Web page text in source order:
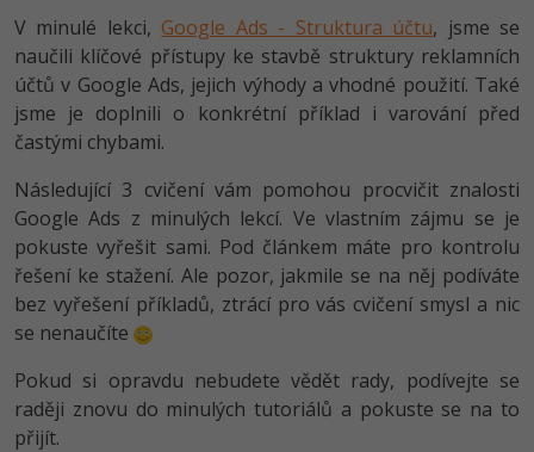
Datová analýza v praxi
Školení
Základy programování
Objektové programování - OOP
HTML5, CSS3, Bootstrap, SEO
SQL a databáze
Testování a verzování
UML a návrhové vzory
Školení dle technologií
C# .NET
Java
PHP
JavaScript
Python
HTML / CSS
Programátor WWW aplikací
Senior programátor
Front-end developer
Vývojář mobilních aplikací
Specialista na AI a bigdata
C# Game developer
Webdesigner
Jak začít?
Java -80%
C#.NET
Python -80%
JavaScript -80%
PHP -80%
C++ -80%
-80%
Kurzy e-commerce
Testování softwaru
Datová analýza
Digitální gramotnost
Marketing -30%
WordPress
SEO -30%
V minulé lekci, Google Ads - Struktura účtu, jsme se
naučili klíčové přístupy ke stavbě struktury reklamních
účtů v Google Ads, jejich výhody a vhodné použití. Také
jsme je doplnili o konkrétní příklad i varování před
častými chybami.
Následující 3 cvičení vám pomohou procvičit znalosti
Google Ads z minulých lekcí. Ve vlastním zájmu se je
pokuste vyřešit sami. Pod článkem máte pro kontrolu
řešení ke stažení. Ale pozor, jakmile se na něj podíváte
bez vyřešení příkladů, ztrácí pro vás cvičení smysl a nic
se nenaučíte
Pokud si opravdu nebudete vědět rady, podívejte se
raději znovu do minulých tutoriálů a pokuste se na to
přijít.